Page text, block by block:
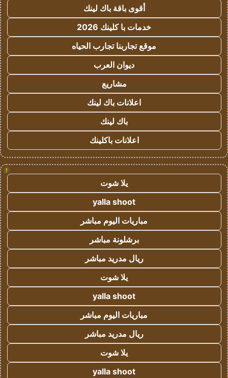
أقوى باقة باك لينك
خدمات با كلينك 2026
موقع تجاربنا تجارب الحياه
ديوان العرب
مشاريع
اعلانات باك لينك
باك لينك
اعلانات باكلينك
!
يلا شوت
yalla shoot
مباريات اليوم مباشر
برشلونة مباشر
ريال مدريد مباشر
يلا شوت
yalla shoot
مباريات اليوم مباشر
ريال مدريد مباشر
يلا شوت
yalla shoot